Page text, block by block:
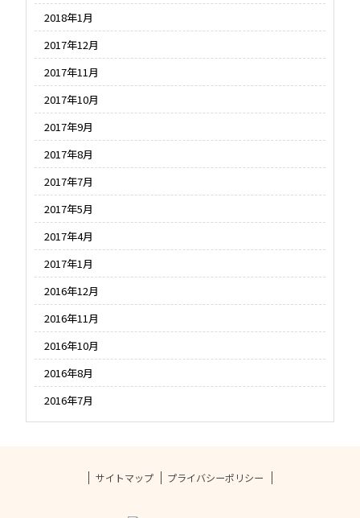
2018年1月
2017年12月
2017年11月
2017年10月
2017年9月
2017年8月
2017年7月
2017年5月
2017年4月
2017年1月
2016年12月
2016年11月
2016年10月
2016年8月
2016年7月
サイトマップ プライバシーポリシー